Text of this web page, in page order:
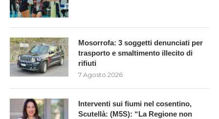
Mosorrofa: 3 soggetti denunciati per
trasporto e smaltimento illecito di
rifiuti
7 Agosto 2026
Interventi sui fiumi nel cosentino,
Scutellà: (M5S): “La Regione non